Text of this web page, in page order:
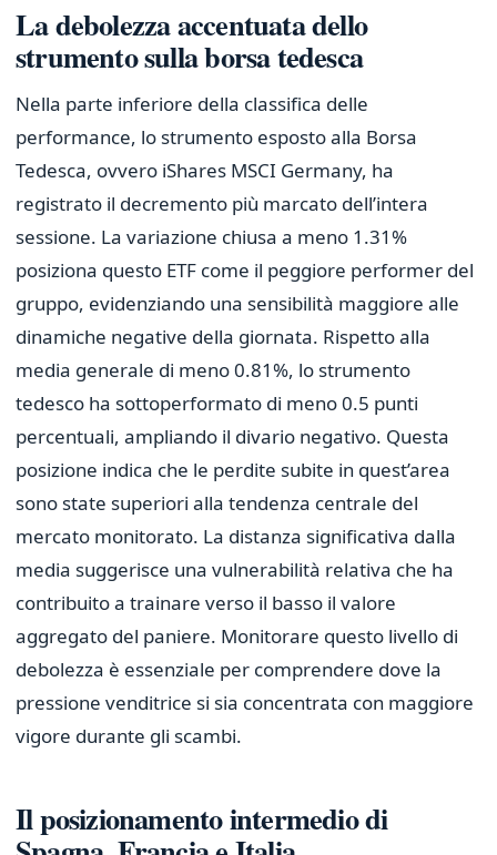
La debolezza accentuata dello
strumento sulla borsa tedesca
Nella parte inferiore della classifica delle
performance, lo strumento esposto alla Borsa
Tedesca, ovvero iShares MSCI Germany, ha
registrato il decremento più marcato dell’intera
sessione. La variazione chiusa a meno 1.31%
posiziona questo ETF come il peggiore performer del
gruppo, evidenziando una sensibilità maggiore alle
dinamiche negative della giornata. Rispetto alla
media generale di meno 0.81%, lo strumento
tedesco ha sottoperformato di meno 0.5 punti
percentuali, ampliando il divario negativo. Questa
posizione indica che le perdite subite in quest’area
sono state superiori alla tendenza centrale del
mercato monitorato. La distanza significativa dalla
media suggerisce una vulnerabilità relativa che ha
contribuito a trainare verso il basso il valore
aggregato del paniere. Monitorare questo livello di
debolezza è essenziale per comprendere dove la
pressione venditrice si sia concentrata con maggiore
vigore durante gli scambi.
Il posizionamento intermedio di